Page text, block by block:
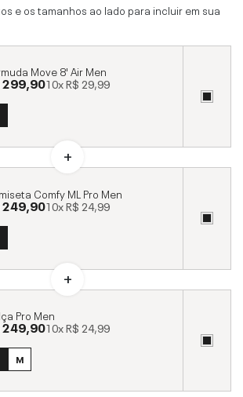
e os tamanhos ao lado para incluir em sua
Move 8' Air Men
299,9010xR$ 29,99
Comfy ML Pro Men
249,9010xR$ 24,99
Pro Men
249,9010xR$ 24,99
M